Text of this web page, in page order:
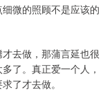
微的照顾不是应该的
去做，那蒲言延也很
了。真正爱一个人，
了才去做。